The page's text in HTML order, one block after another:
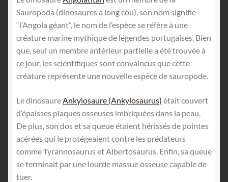
Sauropoda (dinosaures à long cou), son nom signifie
“l’Angola géant”, le nom de l’espèce se réfère à une
créature marine mythique de légendes portugaises. Bien
que, seul un membre antérieur partielle a été trouvée à
ce jour, les scientifiques sont convaincus que cette
créature représente une nouvelle espèce de sauropode.
Le dinosaureAnkylosaure (Ankylosaurus) était couvert
d’épaisses plaques osseuses imbriquées dans la peau.
De plus, son dos et sa queue étaient hérissés de pointes
acérées qui le protégeaient contre les prédateurs
comme Tyrannosaurus et Albertosaurus. Enfin, sa queue
se terminait par une lourde massue osseuse capable de
tuer.